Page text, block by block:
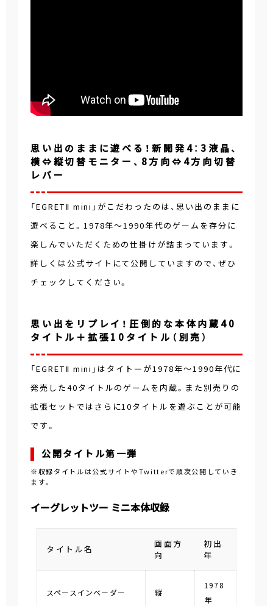
思い出のままに遊べる！新開発4：3液晶、
横⇔縦切替モニター、8方向⇔4方向切替
レバー
「EGRETⅡ mini」がこだわったのは、思い出のままに
遊べること。1978年～1990年代のゲームを存分に
楽しんでいただくための仕掛けが詰まっています。
詳しくは公式サイトにて公開していますので、ぜひ
チェックしてください。
思い出をリプレイ！圧倒的な本体内蔵40
タイトル＋拡張10タイトル（別売）
「EGRETⅡ mini」はタイトーが1978年～1990年代に
発売した40タイトルのゲームを内蔵。また別売りの
拡張セットではさらに10タイトルを遊ぶことが可能
です。
公開タイトル第一弾
※収録タイトルは公式サイトやTwitterで順次公開していき
ます。
イーグレットツー ミニ本体収録
タイトル名
画面方
向
初出
年
スペースインベーダー 縦
1978
年